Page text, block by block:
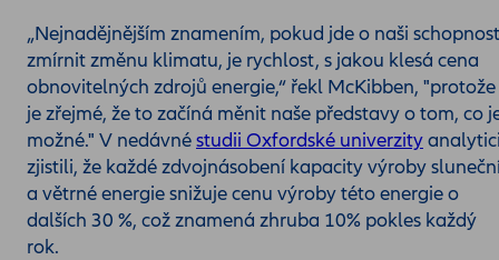
„Nejnadějnějším znamením, pokud jde o naši schopnost
zmírnit změnu klimatu, je rychlost, s jakou klesá cena
obnovitelných zdrojů energie,“ řekl McKibben, "protože
je zřejmé, že to začíná měnit naše představy o tom, co
možné." V nedávnéstudii Oxfordské univerzity
zjistili, že každé zdvojnásobení kapacity výroby
a větrné energie snižuje cenu výroby této energie o
dalších 30 %, což znamená zhruba 10% pokles každý
rok.